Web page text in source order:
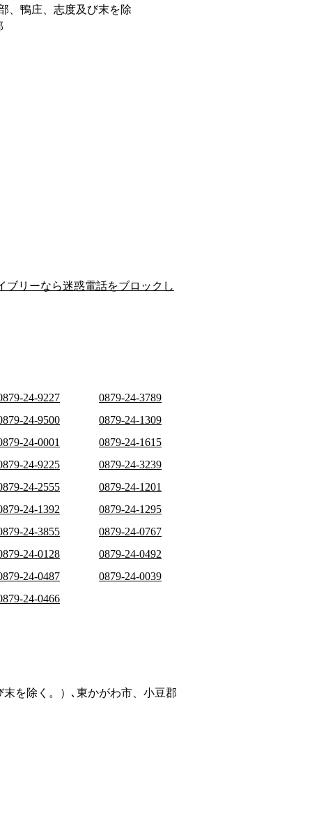
、鴨庄、志度及び末を除
ブリーなら迷惑電話をブロックし
24-9227
0879-24-3789
24-9500
0879-24-1309
24-0001
0879-24-1615
24-9225
0879-24-3239
24-2555
0879-24-1201
24-1392
0879-24-1295
24-3855
0879-24-0767
24-0128
0879-24-0492
24-0487
0879-24-0039
24-0466
を除く。）､東かがわ市、小豆郡